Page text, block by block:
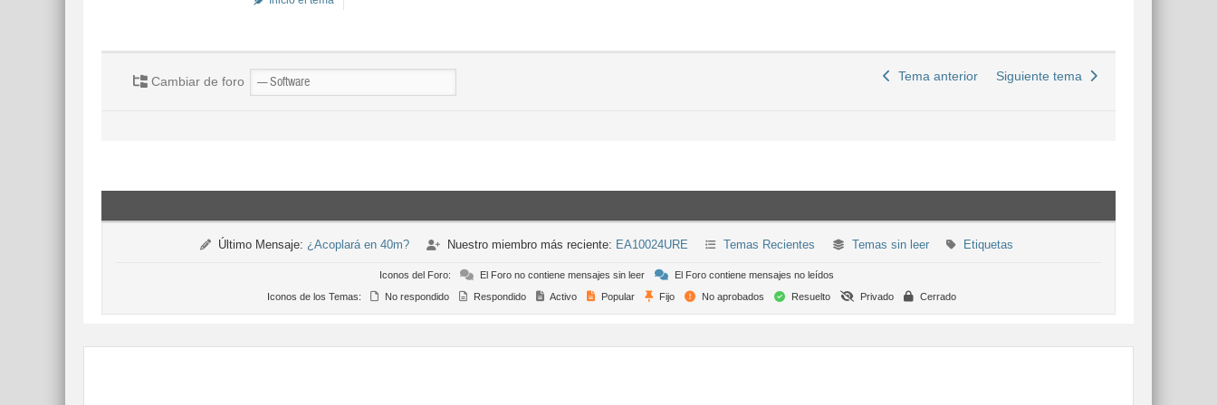
Cambiar de foro Tema anterior Siguiente tema
Último Mensaje: ¿Acoplará en 40m? Nuestro miembro más reciente: EA10024URE Temas Recientes Temas sin leer Etiquetas
Iconos del Foro: El Foro no contiene mensajes sin leer
El Foro contiene mensajes no leídos
Iconos de los Temas:
No respondido Respondido Activo Popular Fijo No aprobados Resuelto Privado Cerrado